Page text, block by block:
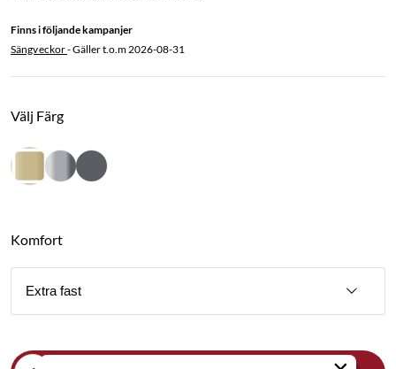
Finns i följande kampanjer
Sängveckor- Gäller t.o.m 2026-08-31
Välj Färg
Komfort
Extra fast